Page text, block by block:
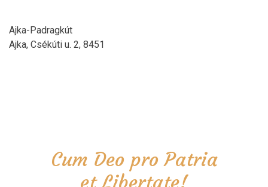
Ajka-Padragkút
Ajka, Csékúti u. 2, 8451
Cum Deo pro Patria
et Libertate!